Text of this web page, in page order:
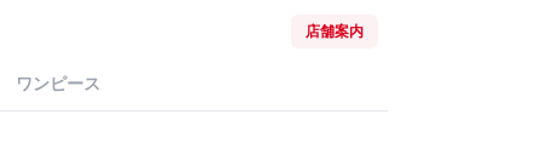
店舗案内
ワンピース